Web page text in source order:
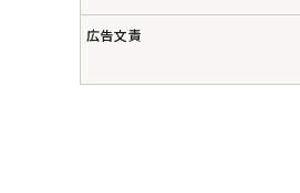
アルマウィン広告文責